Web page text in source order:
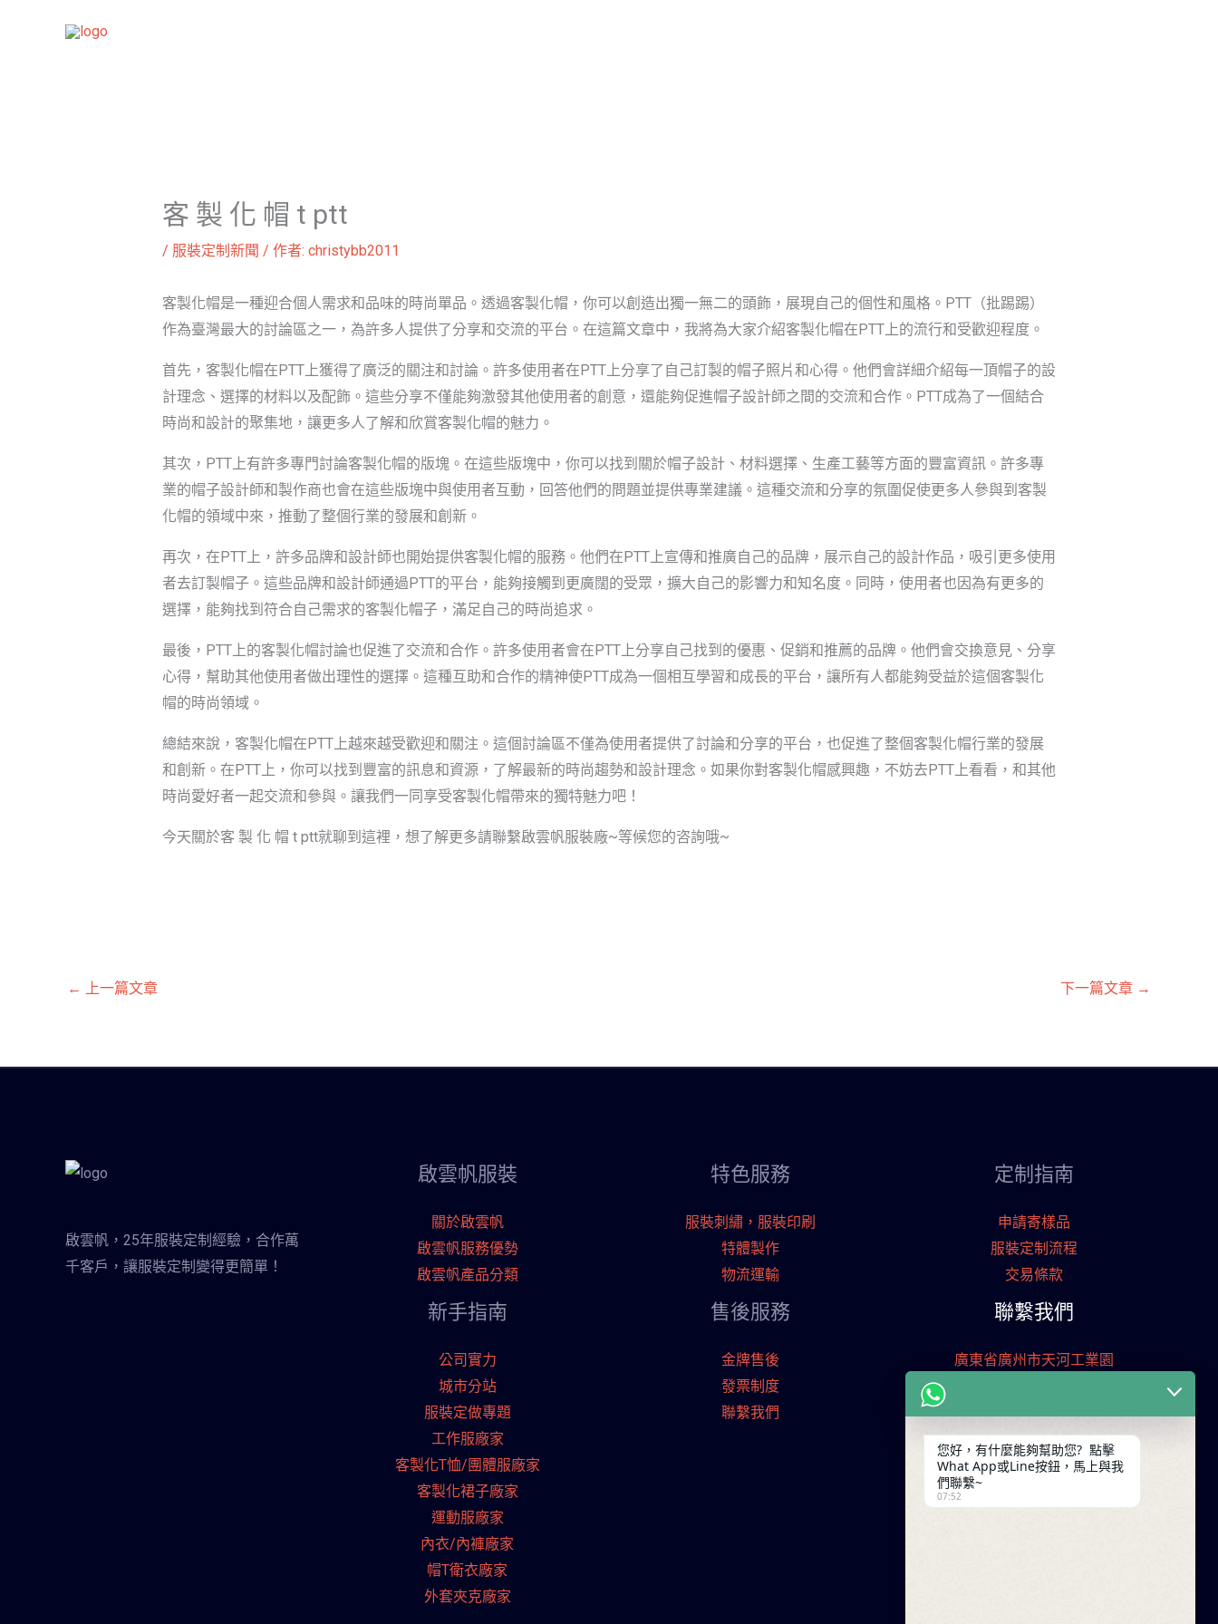
客 製 化 帽 t ptt
/ 服裝定制新聞 / 作者: christybb2011
客製化帽是一種迎合個人需求和品味的時尚單品。透過客製化帽，你可以創造出獨一無二的頭飾，展現自己的個性和風格。PTT（批踢踢）
作為臺灣最大的討論區之一，為許多人提供了分享和交流的平台。在這篇文章中，我將為大家介紹客製化帽在PTT上的流行和受歡迎程度。
首先，客製化帽在PTT上獲得了廣泛的關注和討論。許多使用者在PTT上分享了自己訂製的帽子照片和心得。他們會詳細介紹每一頂帽子的設
計理念、選擇的材料以及配飾。這些分享不僅能夠激發其他使用者的創意，還能夠促進帽子設計師之間的交流和合作。PTT成為了一個結合
時尚和設計的聚集地，讓更多人了解和欣賞客製化帽的魅力。
其次，PTT上有許多專門討論客製化帽的版塊。在這些版塊中，你可以找到關於帽子設計、材料選擇、生產工藝等方面的豐富資訊。許多專
業的帽子設計師和製作商也會在這些版塊中與使用者互動，回答他們的問題並提供專業建議。這種交流和分享的氛圍促使更多人參與到客製
化帽的領域中來，推動了整個行業的發展和創新。
再次，在PTT上，許多品牌和設計師也開始提供客製化帽的服務。他們在PTT上宣傳和推廣自己的品牌，展示自己的設計作品，吸引更多使用
者去訂製帽子。這些品牌和設計師通過PTT的平台，能夠接觸到更廣闊的受眾，擴大自己的影響力和知名度。同時，使用者也因為有更多的
選擇，能夠找到符合自己需求的客製化帽子，滿足自己的時尚追求。
最後，PTT上的客製化帽討論也促進了交流和合作。許多使用者會在PTT上分享自己找到的優惠、促銷和推薦的品牌。他們會交換意見、分享
心得，幫助其他使用者做出理性的選擇。這種互助和合作的精神使PTT成為一個相互學習和成長的平台，讓所有人都能夠受益於這個客製化
帽的時尚領域。
總結來說，客製化帽在PTT上越來越受歡迎和關注。這個討論區不僅為使用者提供了討論和分享的平台，也促進了整個客製化帽行業的發展
和創新。在PTT上，你可以找到豐富的訊息和資源，了解最新的時尚趨勢和設計理念。如果你對客製化帽感興趣，不妨去PTT上看看，和其他
時尚愛好者一起交流和參與。讓我們一同享受客製化帽帶來的獨特魅力吧！
今天關於客 製 化 帽 t ptt就聊到這裡，想了解更多請聯繫啟雲帆服裝廠~等候您的咨詢哦~
← 上一篇文章 下一篇文章 →
啟雲帆，25年服裝定制經驗，合作萬
千客戶，讓服裝定制變得更簡單！
啟雲帆服裝
關於啟雲帆
啟雲帆服務優勢
啟雲帆產品分類
新手指南
公司實力
城市分站
服裝定做專題
工作服廠家
客製化T恤/團體服廠家
客製化裙子廠家
運動服廠家
內衣/內褲廠家
帽T衛衣廠家
外套夾克廠家
特色服務
服裝刺繡，服裝印刷
特體製作
物流運輸
售後服務
金牌售後
發票制度
聯繫我們
定制指南
申請寄樣品
服裝定制流程
交易條款
聯繫我們
廣東省廣州市天河工業園
keywinf@foxmail.com
您好，有什麼能夠幫助您? 點擊
What App或Line按鈕，馬上與我
們聯繫~
07:52